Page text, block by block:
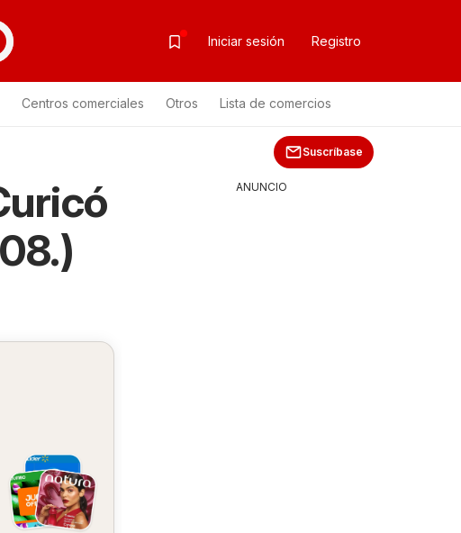
Iniciar sesión Registro
Centros comerciales Otros Lista de comercios
Suscríbase
ANUNCIO